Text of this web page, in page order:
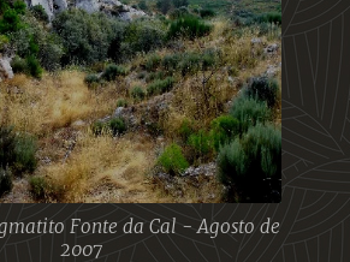
Fonte da Cal - Agosto de
2007